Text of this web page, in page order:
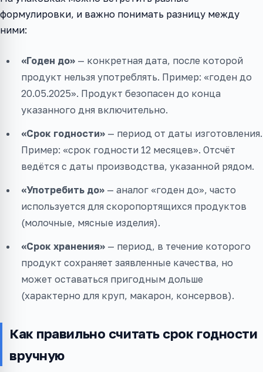
формулировки, и важно понимать разницу между
ними:
«Годен до» — конкретная дата, после которой
продукт нельзя употреблять. Пример: «годен до
20.05.2025». Продукт безопасен до конца
указанного дня включительно.
«Срок годности» — период от даты изготовления.
Пример: «срок годности 12 месяцев». Отсчёт
ведётся с даты производства, указанной рядом.
«Употребить до» — аналог «годен до», часто
используется для скоропортящихся продуктов
(молочные, мясные изделия).
«Срок хранения» — период, в течение которого
продукт сохраняет заявленные качества, но
может оставаться пригодным дольше
(характерно для круп, макарон, консервов).
Как правильно считать срок годности
вручную